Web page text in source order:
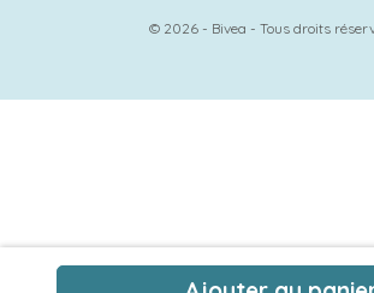
© 2026 - Bivea - Tous droits